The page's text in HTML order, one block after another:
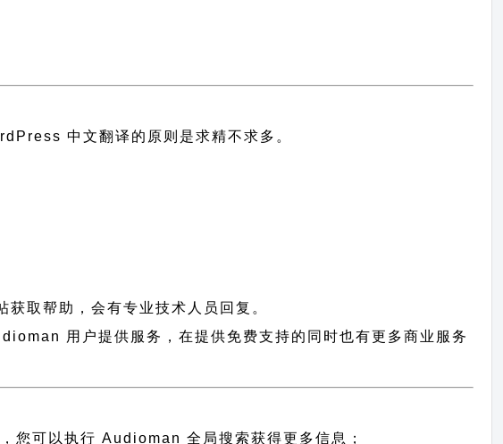
中文翻译的原则 是求精不求多。
获取帮助，会有专业技术人员回复。
用户提供服务，在提供免费支持的同时也有更多商业服务
您可以执行 Audioman 全局搜索获得更多信息；